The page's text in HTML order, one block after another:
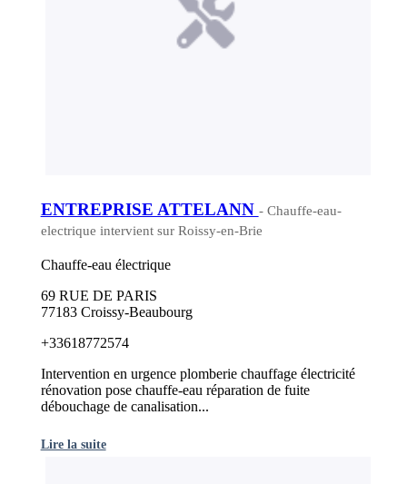
ENTREPRISE ATTELANN - Chauffe-eau-
electrique intervient sur Roissy-en-Brie
Chauffe-eau électrique
69 RUE DE PARIS
77183 Croissy-Beaubourg
+33618772574
Intervention en urgence plomberie chauffage électricité
rénovation pose chauffe-eau réparation de fuite
débouchage de canalisation...
Lire la suite